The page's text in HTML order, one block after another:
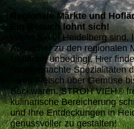
Regionale Märkte und
Ein Besuch lohnt sich!
Wenn Sie in Heidelberg sind,
Abstecher zu den regionalen
Hofläden unbedingt. Hier
handgemachte Spezialitäten
– von Fleisch über Gemüse
Backwaren. STROH VIEH®
kulinarische Bereicherung
und Ihre Entdeckungen in
genussvoller zu gestalten!